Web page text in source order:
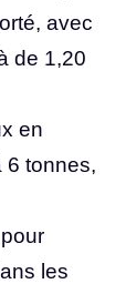
avec
de 1,20
en
6 tonnes,
les